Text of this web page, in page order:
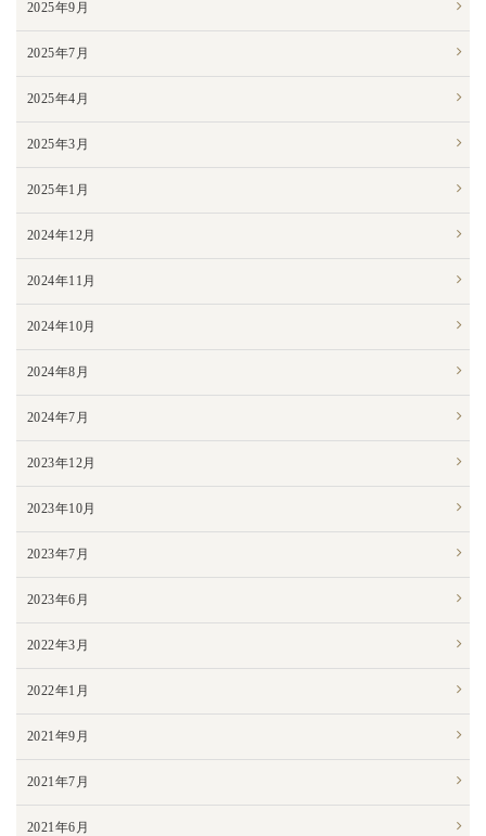
2025年9月
2025年7月
2025年4月
2025年3月
2025年1月
2024年12月
2024年11月
2024年10月
2024年8月
2024年7月
2023年12月
2023年10月
2023年7月
2023年6月
2022年3月
2022年1月
2021年9月
2021年7月
2021年6月